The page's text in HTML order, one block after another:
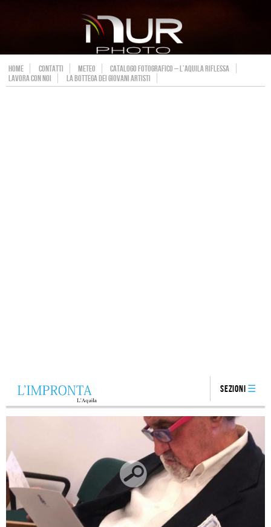
HOME CONTATTI METEO
CATALOGO FOTOGRAFICO – L’AQUILA RIFLESSA
LAVORA CON NOI
LA BOTTEGA DEI GIOVANI ARTISTI
Sezioni